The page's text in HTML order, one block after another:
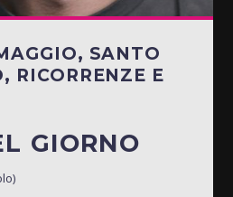
SANTO
RICORRENZE E
GIORNO